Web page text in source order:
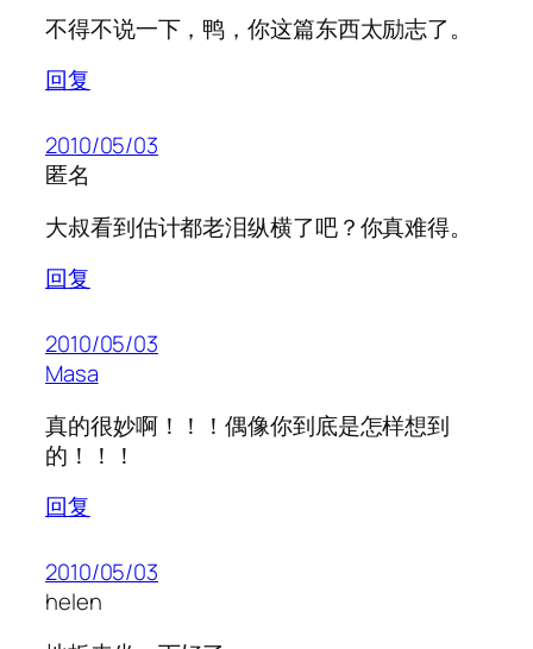
不得不说一下，鸭，你这篇东西太励志了。
回复
2010/05/03
匿名
大叔看到估计都老泪纵横了吧？你真难得。
回复
2010/05/03
Masa
真的很妙啊！！！偶像你到底是怎样想到
的！！！
回复
2010/05/03
helen